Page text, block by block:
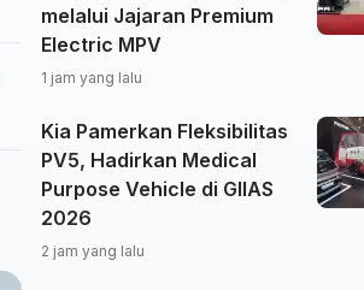
melalui Jajaran Premium
Electric MPV
1 jam yang lalu
Kia Pamerkan Fleksibilitas
PV5, Hadirkan Medical
Purpose Vehicle di GIIAS
2026
2 jam yang lalu